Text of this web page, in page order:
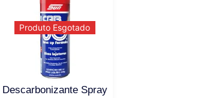
Produto Esgotado
Descarbonizante Spray